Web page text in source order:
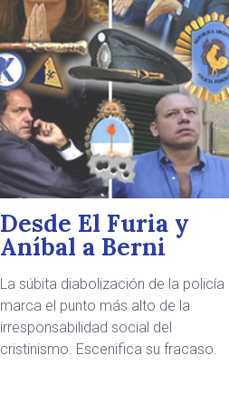
Desde El Furia y
Aníbal a Berni
La súbita diabolización de la policía
marca el punto más alto de la
irresponsabilidad social del
cristinismo. Escenifica su fracaso.